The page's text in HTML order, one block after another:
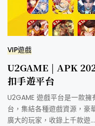
VIP遊戲
U2GAME | APK
扣手遊平台
U2GAME 遊戲平台是一款
台，集結各種遊戲資源，豪
廣大的玩家，收錄上千款遊…